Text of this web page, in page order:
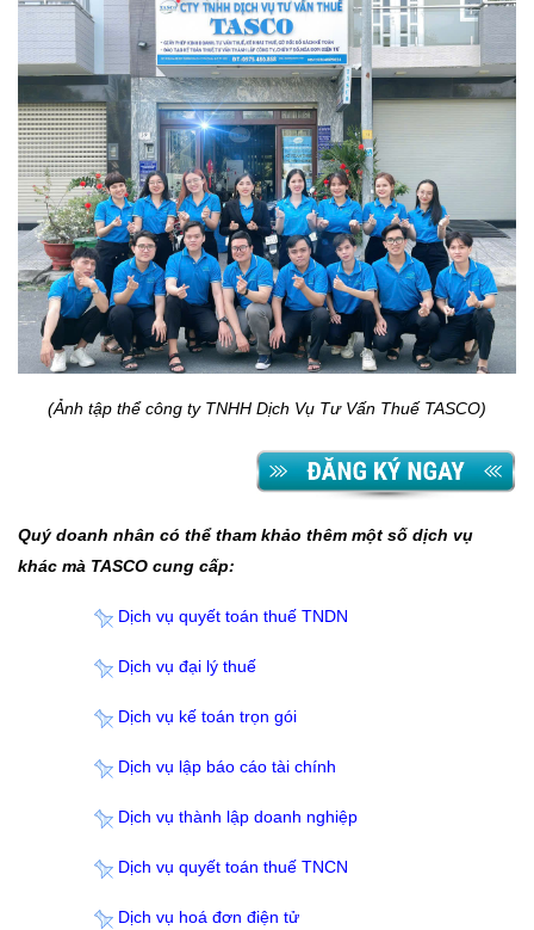
(Ảnh tập thể công ty TNHH Dịch Vụ Tư Vấn Thuế TASCO)
Quý doanh nhân có thể tham khảo thêm một số dịch vụ
khác mà TASCO cung cấp:
Dịch vụ quyết toán thuế TNDN
Dịch vụ đại lý thuế
Dịch vụ kế toán trọn gói
Dịch vụ lập báo cáo tài chính
Dịch vụ thành lập doanh nghiệp
Dịch vụ quyết toán thuế TNCN
Dịch vụ hoá đơn điện tử